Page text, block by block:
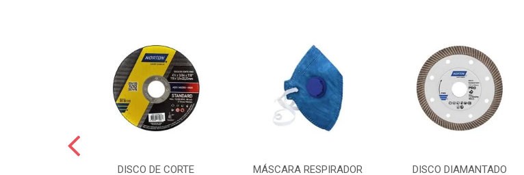
DISCO DE CORTE MÁSCARA RESPIRADOR DISCO DIAMANTADO